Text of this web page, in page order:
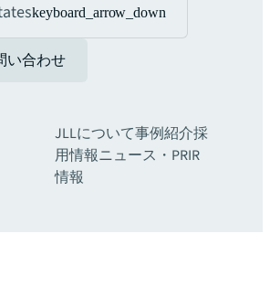
keyboard_arrow_down
い合わせ
JLLについて事例紹介採
用情報ニュース・PRIR
情報